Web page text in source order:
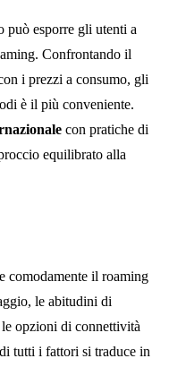
può esporre gli utenti a
Confrontando il
i prezzi a consumo, gli
è il più conveniente.
con pratiche di
equilibrato alla
comodamente il roaming
le abitudini di
opzioni di connettività
tutti i fattori si traduce in